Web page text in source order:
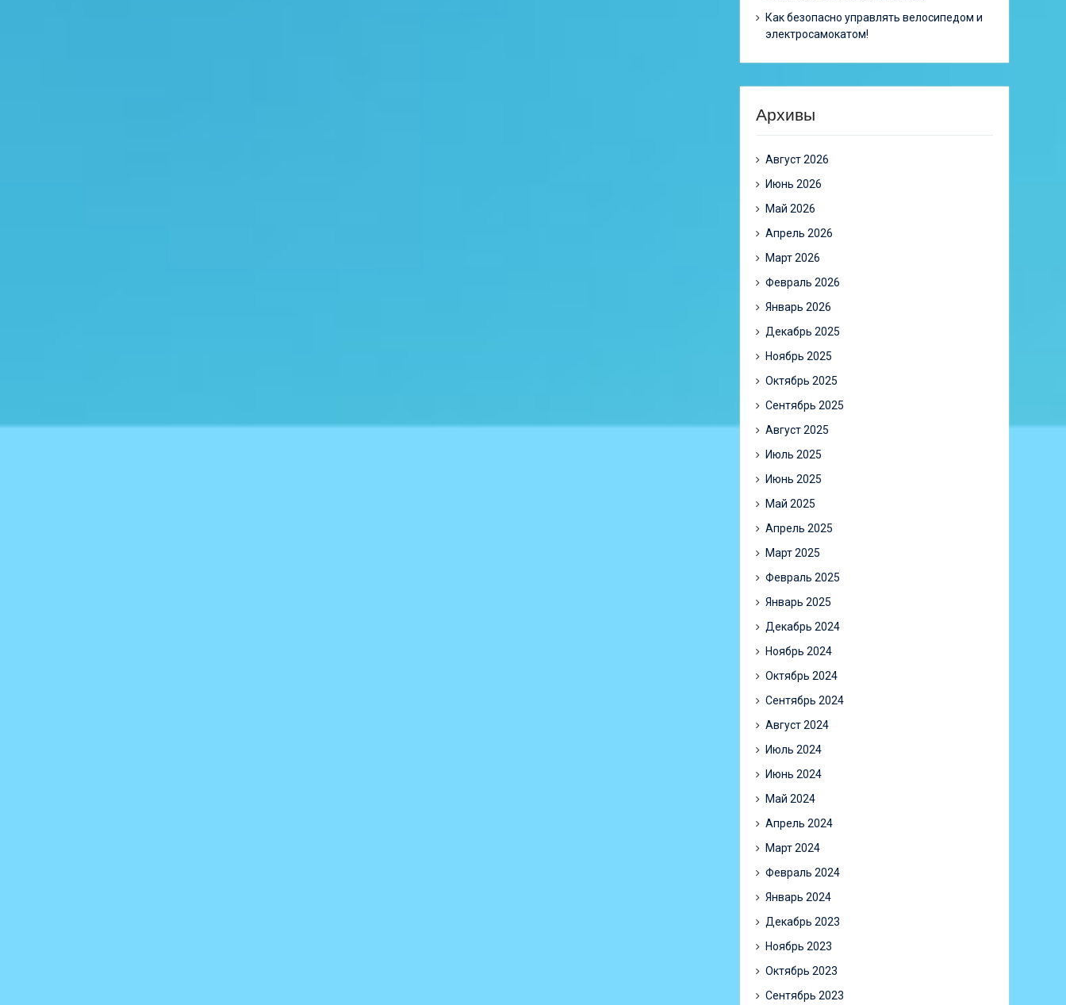
Как безопасно управлять велосипедом и
электросамокатом!
Архивы
Август 2026
Июнь 2026
Май 2026
Апрель 2026
Март 2026
Февраль 2026
Январь 2026
Декабрь 2025
Ноябрь 2025
Октябрь 2025
Сентябрь 2025
Август 2025
Июль 2025
Июнь 2025
Май 2025
Апрель 2025
Март 2025
Февраль 2025
Январь 2025
Декабрь 2024
Ноябрь 2024
Октябрь 2024
Сентябрь 2024
Август 2024
Июль 2024
Июнь 2024
Май 2024
Апрель 2024
Март 2024
Февраль 2024
Январь 2024
Декабрь 2023
Ноябрь 2023
Октябрь 2023
Сентябрь 2023